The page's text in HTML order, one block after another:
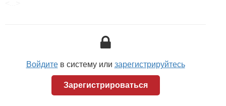
мешает поставить фейковую точку доступа
сеть, чтобы все гаджеты с включенным поиском Wi-
Fi автоматически ее поймали. Владелец такой точки
может собирать трафик со всех подключенных
Войдитев систему или зарегистрируйтесь
Зарегистрироваться